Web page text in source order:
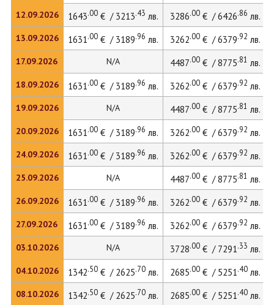
12.09.2026
13.09.2026
17.09.2026
18.09.2026
19.09.2026
20.09.2026
24.09.2026
25.09.2026
26.09.2026
27.09.2026
03.10.2026
04.10.2026
08.10.2026
1643.00€ / 3213.43 лв. 3286.00€ / 6426.86 лв.
1631.00€ / 3189.96 лв. 3262.00€ / 6379.92 лв.
N/A 4487.00€ / 8775.81 лв.
1631.00€ / 3189.96 лв. 3262.00€ / 6379.92 лв.
N/A 4487.00€ / 8775.81 лв.
1631.00€ / 3189.96 лв. 3262.00€ / 6379.92 лв.
1631.00€ / 3189.96 лв. 3262.00€ / 6379.92 лв.
N/A 4487.00€ / 8775.81 лв.
1631.00€ / 3189.96 лв. 3262.00€ / 6379.92 лв.
1631.00€ / 3189.96 лв. 3262.00€ / 6379.92 лв.
N/A 3728.00€ / 7291.33 лв.
1342.50€ / 2625.70лв. 2685.00€ / 5251.40лв.
1342.50€ / 2625.70лв. 2685.00€ / 5251.40лв.